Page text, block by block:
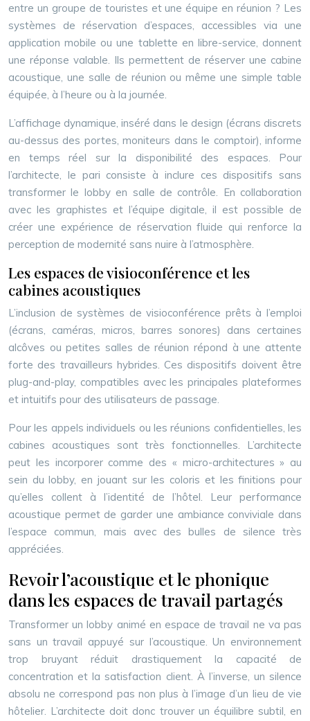
entre un groupe de touristes et une équipe en réunion ? Les
systèmes de réservation d’espaces, accessibles via une
application mobile ou une tablette en libre-service, donnent
une réponse valable. Ils permettent de réserver une cabine
acoustique, une salle de réunion ou même une simple table
équipée, à l’heure ou à la journée.
L’affichage dynamique, inséré dans le design (écrans discrets
au-dessus des portes, moniteurs dans le comptoir), informe
en temps réel sur la disponibilité des espaces. Pour
l’architecte, le pari consiste à inclure ces dispositifs sans
transformer le lobby en salle de contrôle. En collaboration
avec les graphistes et l’équipe digitale, il est possible de
créer une expérience de réservation fluide qui renforce la
perception de modernité sans nuire à l’atmosphère.
Les espaces de visioconférence et les
cabines acoustiques
L’inclusion de systèmes de visioconférence prêts à l’emploi
(écrans, caméras, micros, barres sonores) dans certaines
alcôves ou petites salles de réunion répond à une attente
forte des travailleurs hybrides. Ces dispositifs doivent être
plug-and-play, compatibles avec les principales plateformes
et intuitifs pour des utilisateurs de passage.
Pour les appels individuels ou les réunions confidentielles, les
cabines acoustiques sont très fonctionnelles. L’architecte
peut les incorporer comme des « micro-architectures » au
sein du lobby, en jouant sur les coloris et les finitions pour
qu’elles collent à l’identité de l’hôtel. Leur performance
acoustique permet de garder une ambiance conviviale dans
l’espace commun, mais avec des bulles de silence très
appréciées.
Revoir l’acoustique et le phonique
dans les espaces de travail partagés
Transformer un lobby animé en espace de travail ne va pas
sans un travail appuyé sur l’acoustique. Un environnement
trop bruyant réduit drastiquement la capacité de
concentration et la satisfaction client. À l’inverse, un silence
absolu ne correspond pas non plus à l’image d’un lieu de vie
hôtelier. L’architecte doit donc trouver un équilibre subtil, en